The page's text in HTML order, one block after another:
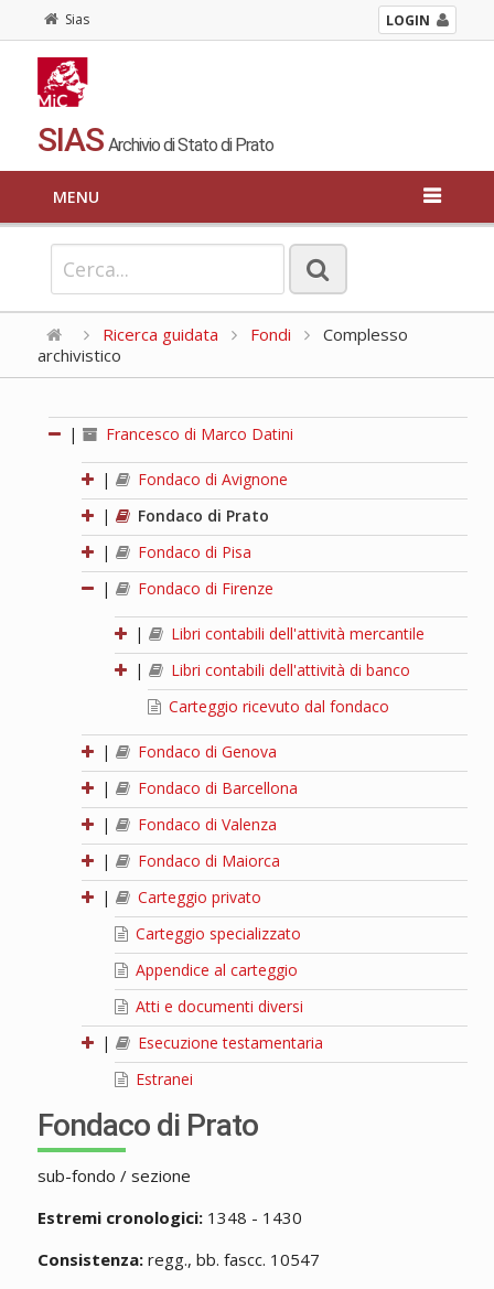
Sias LOGIN
SIAS Archivio di Stato di Prato
MENU
Ricerca guidata Fondi
Complesso
archivistico
| Francesco di Marco Datini
|
Fondaco di Avignone
|
Fondaco di Prato
|
Fondaco di Pisa
|
Fondaco di Firenze
|
Libri contabili dell'attività mercantile
|
Libri contabili dell'attività di banco
Carteggio ricevuto dal fondaco
|
Fondaco di Genova
|
Fondaco di Barcellona
|
Fondaco di Valenza
|
Fondaco di Maiorca
|
Carteggio privato
Carteggio specializzato
Appendice al carteggio
Atti e documenti diversi
|
Esecuzione testamentaria
Estranei
Fondaco di Prato
sub-fondo / sezione
Estremi cronologici:1348 - 1430
Consistenza:regg., bb. fascc. 10547